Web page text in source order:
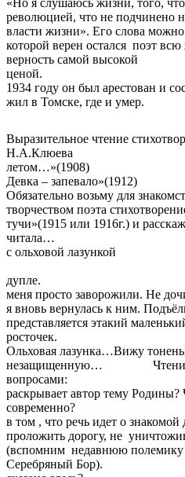
«Но я слушаюсь жизни, того,
революцией, что не подчинено
власти жизни». Его слова можно
которой верен остался поэт
верность самой высокой
1934 году он был арестован и
жил в Томске, где и умер.
Выразительное чтение
Н.А.Клюева
Девка –
Обязательно возьму для
творчеством поэта
тучи»(1915 или 1916г.) и
с ольховой лазункой
Таятся в
дупле. Эти
меня просто заворожили. Не
я вновь вернулась к ним.
представляется этакий
Ольховая лазунка…Вижу
незащищенную… Чтение
вопросами: - О
раскрывает автор тему
в том , что речь идет о знакомой
проложить дорогу, не
(вспомним недавнюю полемику
Серебряный